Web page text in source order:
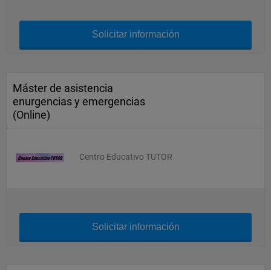
Solicitar información
Máster de asistencia
enurgencias y emergencias
(Online)
Centro Educativo TUTOR
Solicitar información